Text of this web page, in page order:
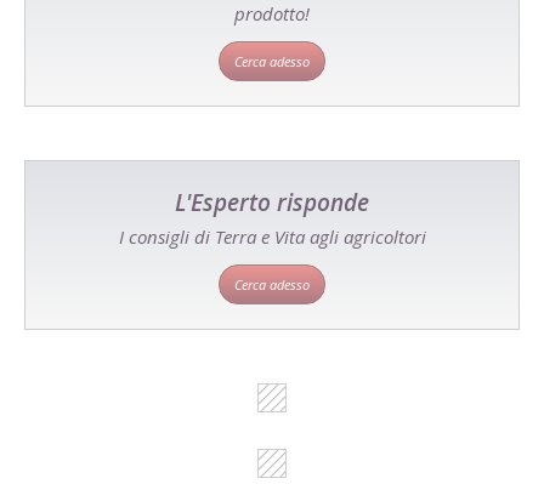
prodotto!
Cerca adesso
L'Esperto risponde
I consigli di Terra e Vita agli agricoltori
Cerca adesso